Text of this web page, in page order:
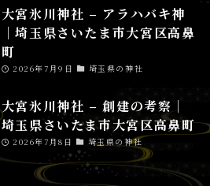
大宮氷川神社 – アラハバキ神
│埼玉県さいたま市大宮区高鼻
町
2026年7月9日 埼玉県の神社
大宮氷川神社 – 創建の考察│
埼玉県さいたま市大宮区高鼻町
2026年7月8日 埼玉県の神社